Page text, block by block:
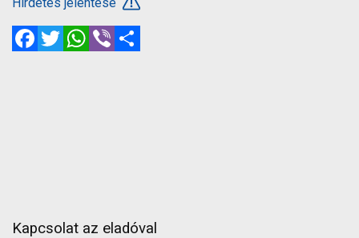
FacebookTwitterWhatsApp
Viber
Kapcsolat az eladóval